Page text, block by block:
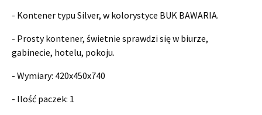
- Kontener typu Silver, w kolorystyce BUK BAWARIA.
- Prosty kontener, świetnie sprawdzi się w biurze,
gabinecie, hotelu, pokoju.
- Wymiary: 420x450x740
- Ilość paczek: 1